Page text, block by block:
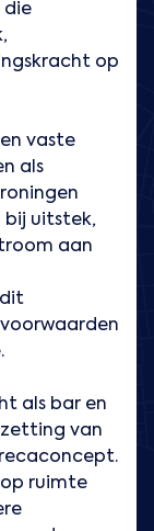
die
op
vaste
als
bij uitstek,
aan
als bar en
van
ruimte